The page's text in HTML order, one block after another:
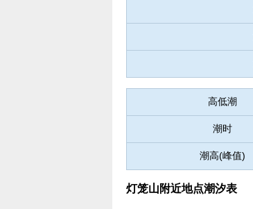
高低潮
潮时
潮高(峰值)
灯笼山附近地点潮汐表